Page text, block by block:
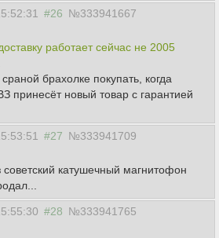
#26 №333941667
работает сейчас не 2005
брахолке покупать, когда
принесёт новый товар с гарантией
#27 №333941709
катушечный магнитофон
#28 №333941765